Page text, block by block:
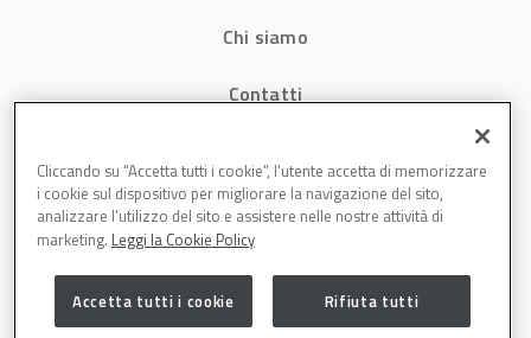
Chi siamo
Contatti
Cookies
Cliccando su “Accetta tutti i cookie”, l'utente accetta di memorizzare
i cookie sul dispositivo per migliorare la navigazione del sito,
analizzare l'utilizzo del sito e assistere nelle nostre attività di
marketing. Leggi la Cookie Policy
Accetta tutti i cookie Rifiuta tutti